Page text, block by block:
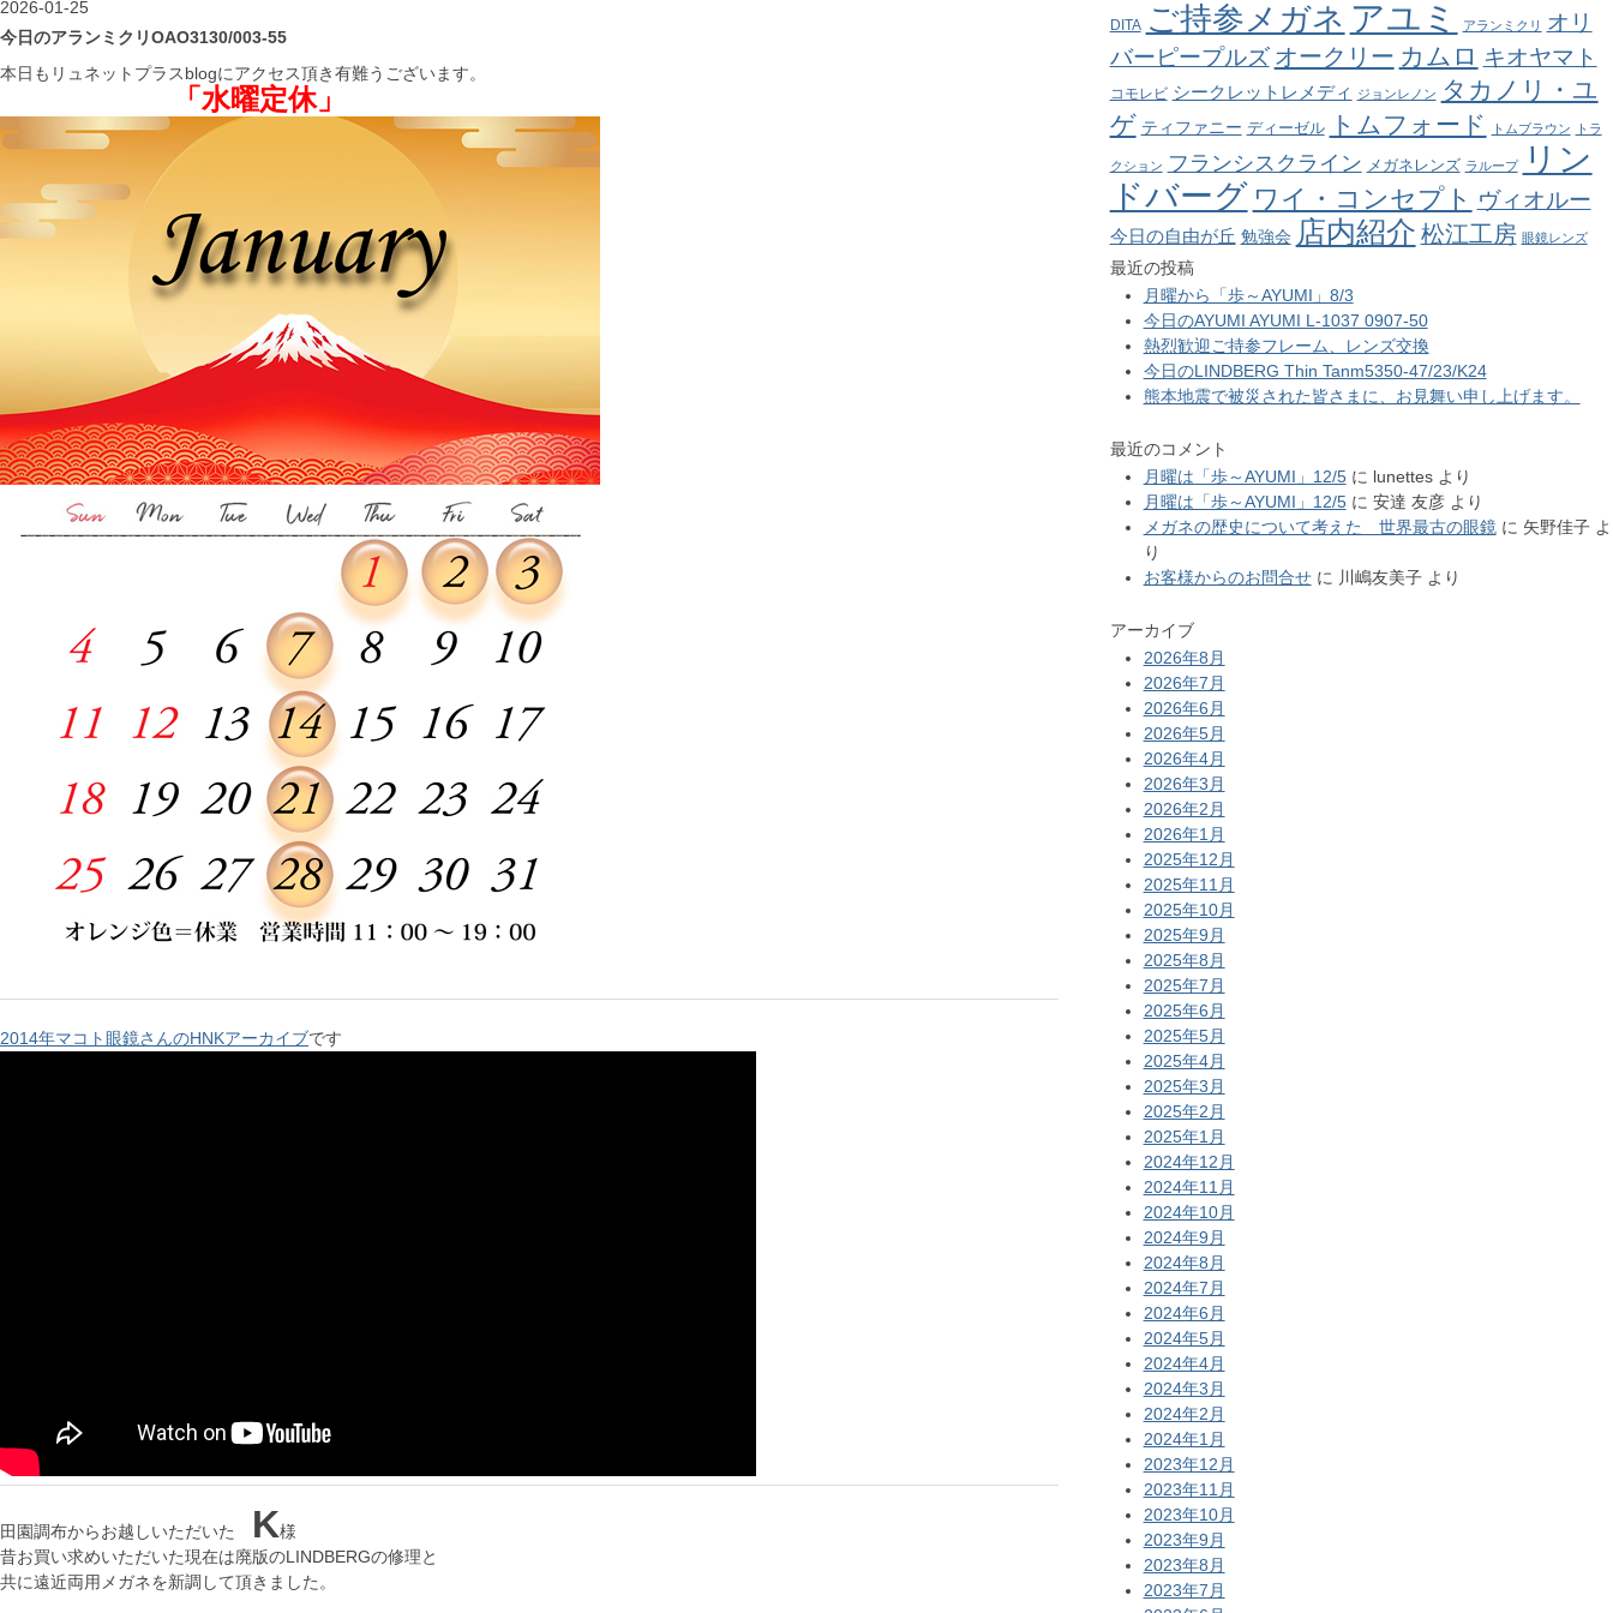
2026-01-25
今日のアランミクリOAO3130/003-55
本日もリュネットプラスblogにアクセス頂き有難うございます。
「水曜定休」
2014年マコト眼鏡さんのHNKアーカイブです
田園調布からお越しいただいた K様
昔お買い求めいただいた現在は廃版のLINDBERGの修理と
共に遠近両用メガネを新調して頂きました。
DITA ご持参メガネ アユミ アランミクリ
オリ
バーピープルズ オークリー カムロ キオヤマト
コモレビ シークレットレメディ ジョンレノン タカノリ・ユ
ゲ ティファニー ディーゼル トムフォード トムブラウン トラ
クション フランシスクライン メガネレンズ ラループ
リン
ドバーグ ワイ・コンセプト ヴィオルー
今日の自由が丘 勉強会 店内紹介 松江工房 眼鏡レンズ
最近の投稿
月曜から「歩～AYUMI」8/3
今日のAYUMI AYUMI L-1037 0907-50
熱烈歓迎ご持参フレーム、レンズ交換
今日のLINDBERG Thin Tanm5350-47/23/K24
熊本地震で被災された皆さまに、お見舞い申し上げます。
最近のコメント
月曜は「歩～AYUMI」12/5に lunettesより
月曜は「歩～AYUMI」12/5に 安達 友彦より
メガネの歴史について考えた 世界最古の眼鏡に 矢野佳子よ
り
お客様からのお問合せに 川嶋友美子より
アーカイブ
2026年8月
2026年7月
2026年6月
2026年5月
2026年4月
2026年3月
2026年2月
2026年1月
2025年12月
2025年11月
2025年10月
2025年9月
2025年8月
2025年7月
2025年6月
2025年5月
2025年4月
2025年3月
2025年2月
2025年1月
2024年12月
2024年11月
2024年10月
2024年9月
2024年8月
2024年7月
2024年6月
2024年5月
2024年4月
2024年3月
2024年2月
2024年1月
2023年12月
2023年11月
2023年10月
2023年9月
2023年8月
2023年7月